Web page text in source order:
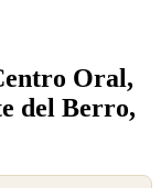
Oral,
del Berro,